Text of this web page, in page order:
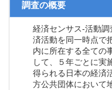
調査の概要
経済センサス‐活動
済活動を同一時点で
内に所在する全ての
して、５年ごとに実
得られる日本の経済
方公共団体において